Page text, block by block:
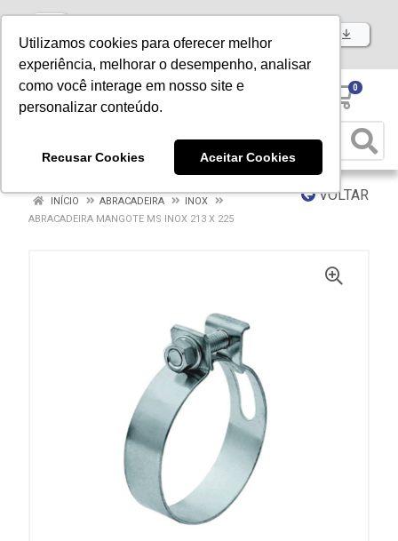
Utilizamos cookies para oferecer melhor
experiência, melhorar o desempenho, analisar
como você interage em nosso site e
personalizar conteúdo.
Recusar Cookies Aceitar Cookies
Baixe já nosso APP
0
VOLTAR
INÍCIO ABRACADEIRA
INOX
ABRACADEIRA MANGOTE MS INOX 213 X 225